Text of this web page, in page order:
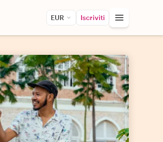
EUR Iscriviti